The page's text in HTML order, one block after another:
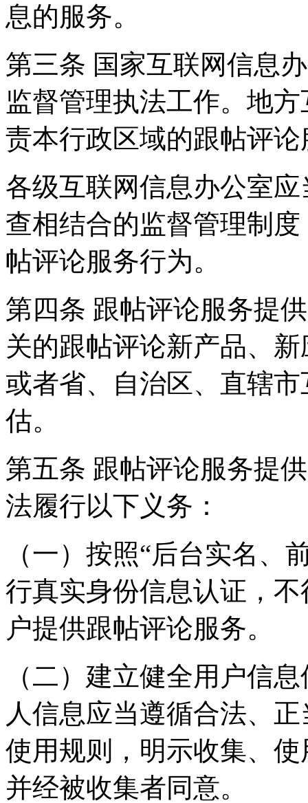
息的服务。
第三条 国家互联网信息
监督管理执法工作。地
责本行政区域的跟帖评
各级互联网信息办公室
查相结合的监督管理制
帖评论服务行为。
第四条 跟帖评论服务提
关的跟帖评论新产品、
或者省、自治区、直辖
估。
第五条 跟帖评论服务提
法履行以下义务：
（一）按照“后台实名、
行真实身份信息认证，
户提供跟帖评论服务。
（二）建立健全用户信
人信息应当遵循合法、
使用规则，明示收集、
并经被收集者同意。